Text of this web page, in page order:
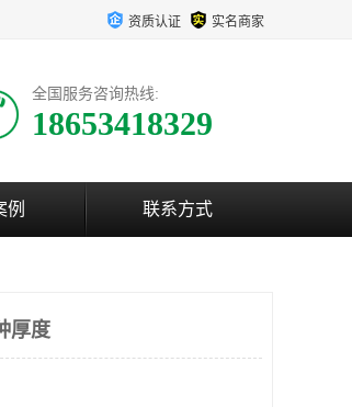
资质认证 实名商家
全国服务咨询热线:
18653418329
例 联系方式
厚度